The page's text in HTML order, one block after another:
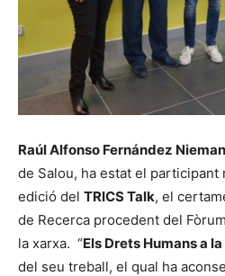
Raúl Alfonso Fernández Nieman
de Salou, ha estat el participant
edició del TRICS Talk, el
de Recerca procedent del
la xarxa. “Els Drets Humans a
del seu treball, el qual ha